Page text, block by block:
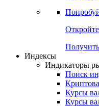
Индексы
Индикаторы
Поиск
Курсы
Курсы